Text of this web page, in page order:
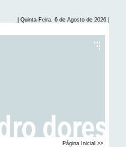
Quinta-Feira, 6 de Agosto de 2026 |
Página Inicial >>